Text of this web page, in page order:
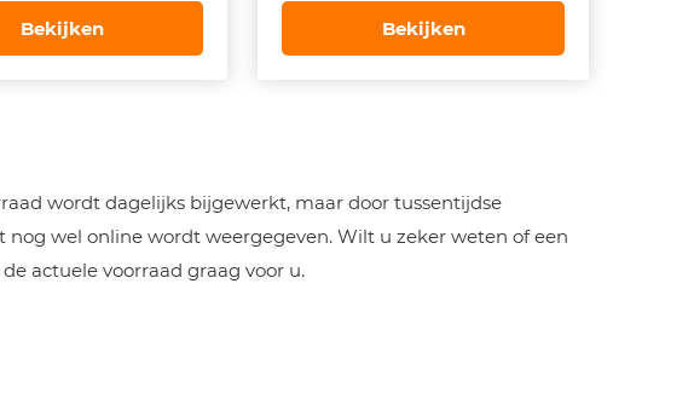
is:
€ 589,00.
Bekijken
€ 1.239,00.
is:
€ 867,00.
Bekijken
wordt dagelijks bijgewerkt, maar door tussentijdse
wel online wordt weergegeven. Wilt u zeker weten of een
actuele voorraad graag voor u.